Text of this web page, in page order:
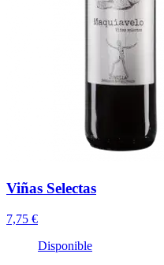
Viñas Selectas
7,75 €
Disponible